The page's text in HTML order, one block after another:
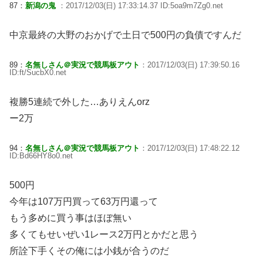
87： 新潟の鬼 ：2017/12/03(日) 17:33:14.37 ID:5oa9m7Zg0.net
中京最終の大野のおかげで土日で500円の負債ですんだ
89： 名無しさん＠実況で競馬板アウト ：2017/12/03(日) 17:39:50.16
ID:ft/SucbX0.net
複勝5連続で外した…ありえんorz
ー2万
94： 名無しさん＠実況で競馬板アウト ：2017/12/03(日) 17:48:22.12
ID:Bd66HY8o0.net
500円
今年は107万円買って63万円還って
もう多めに買う事はほぼ無い
多くてもせいぜい1レース2万円とかだと思う
所詮下手くその俺には小銭が合うのだ